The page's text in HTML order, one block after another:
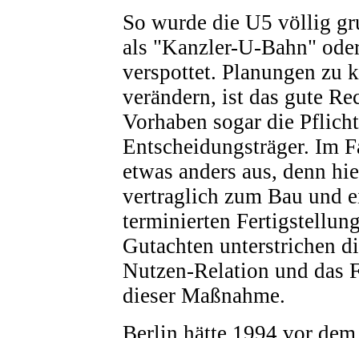
So wurde die U5 völlig
als "Kanzler-U-Bahn"
verspottet. Planungen zu
verändern, ist das gute
Vorhaben sogar die
Entscheidungsträger. Im
etwas anders aus, denn
vertraglich zum Bau und
terminierten
Gutachten unterstrichen
Nutzen-Relation und das
dieser Maßnahme.
Berlin hätte 1994 vor